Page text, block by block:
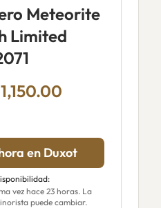
Meteorite
Limited
en Duxot
vez hace 23 horas. La
puede cambiar.